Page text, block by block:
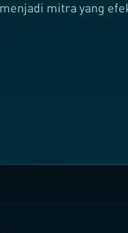
mitra yang